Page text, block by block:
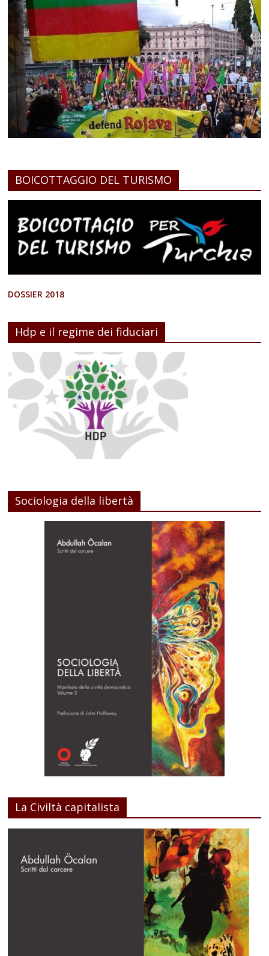
BOICOTTAGGIO DEL TURISMO
DOSSIER 2018
Hdp e il regime dei fiduciari
Sociologia della libertà
La Civiltà capitalista